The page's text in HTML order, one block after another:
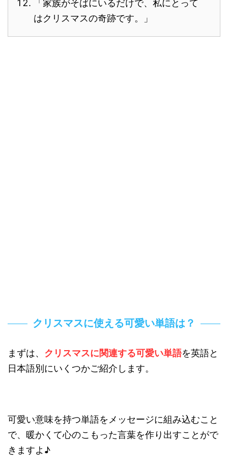
「家族がそばにいるだけで、私にとって
はクリスマスの奇跡です。」
クリスマスに使える可愛い単語は？
まずは、 クリスマスに関連する可愛い単語を英語と
日本語別にいくつかご紹介します。
可愛い意味を持つ単語をメッセージに組み込むこと
で、暖かくて心のこもった言葉を作り出すことがで
きますよ♪